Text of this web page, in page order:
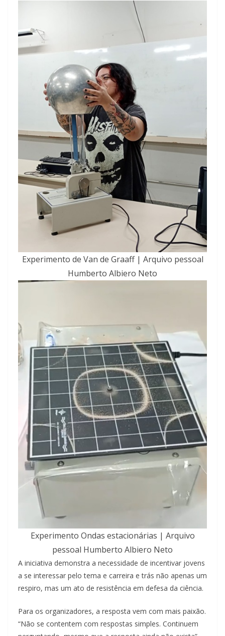
Experimento de Van de Graaff | Arquivo pessoal
Humberto Albiero Neto
Experimento Ondas estacionárias | Arquivo
pessoal Humberto Albiero Neto
A iniciativa demonstra a necessidade de incentivar jovens
a se interessar pelo tema e carreira e trás não apenas um
respiro, mas um ato de resistência em defesa da ciência.
Para os organizadores, a resposta vem com mais paixão.
“Não se contentem com respostas simples. Continuem